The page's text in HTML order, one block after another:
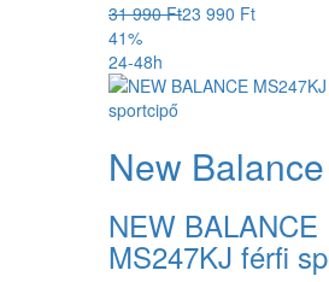
31 990 Ft23 990 Ft
41%
24-48h
New Balance
NEW BALANCE
MS247KJ férfi